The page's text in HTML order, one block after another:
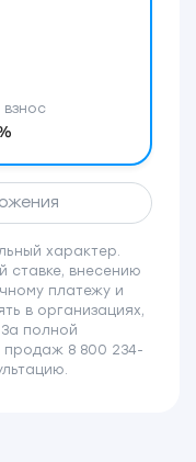
взнос
характер.
ставке, внесению
платежу и
в организациях,
полной
8 800 234-